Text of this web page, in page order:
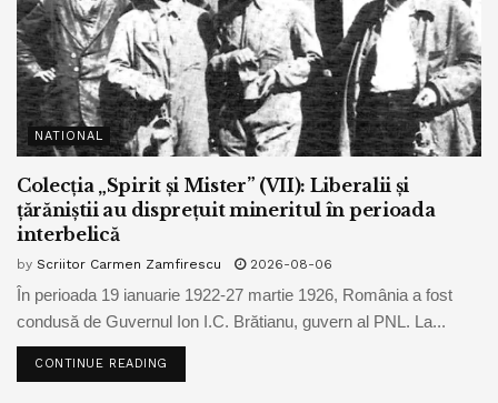
NATIONAL
Colecția „Spirit și Mister” (VII): Liberalii și
țărăniștii au disprețuit mineritul în perioada
interbelică
by Scriitor Carmen Zamfirescu 2026-08-06
În perioada 19 ianuarie 1922-27 martie 1926, România a fost
condusă de Guvernul Ion I.C. Brătianu, guvern al PNL. La...
CONTINUE READING